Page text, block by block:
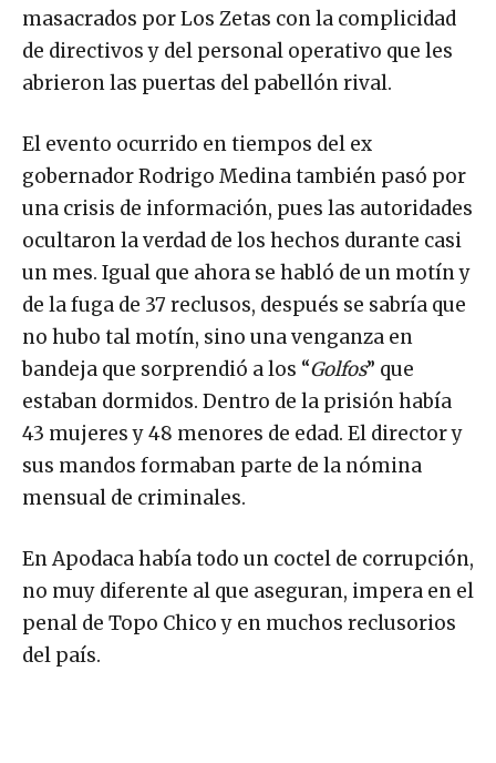
masacrados por Los Zetas con la complicidad
de directivos y del personal operativo que les
abrieron las puertas del pabellón rival.
El evento ocurrido en tiempos del ex
gobernador Rodrigo Medina también pasó por
una crisis de información, pues las autoridades
ocultaron la verdad de los hechos durante casi
un mes. Igual que ahora se habló de un motín y
de la fuga de 37 reclusos, después se sabría que
no hubo tal motín, sino una venganza en
bandeja que sorprendió a los “Golfos” que
estaban dormidos. Dentro de la prisión había
43 mujeres y 48 menores de edad. El director y
sus mandos formaban parte de la nómina
mensual de criminales.
En Apodaca había todo un coctel de corrupción,
no muy diferente al que aseguran, impera en el
penal de Topo Chico y en muchos reclusorios
del país.